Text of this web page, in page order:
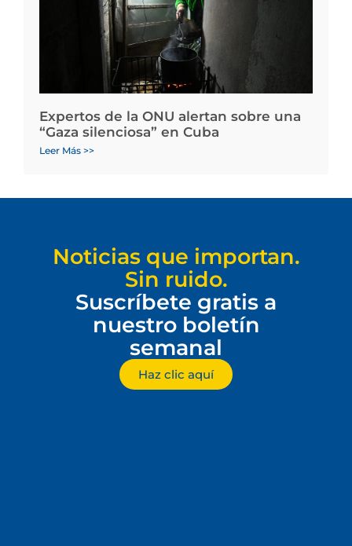
Expertos de la ONU alertan sobre una
“Gaza silenciosa” en Cuba
Leer Más >>
Noticias que importan.
Sin ruido.
Suscríbete gratis a
nuestro boletín
semanal
Haz clic aquí